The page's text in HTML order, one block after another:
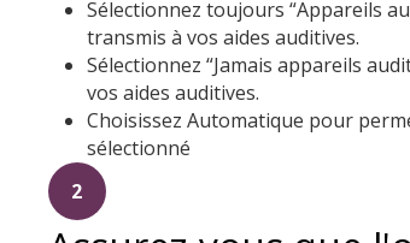
Sélectionnez toujours “Appareils
transmis à vos aides auditives.
Sélectionnez “Jamais appareils
vos aides auditives.
Choisissez Automatique pour
sélectionné
2